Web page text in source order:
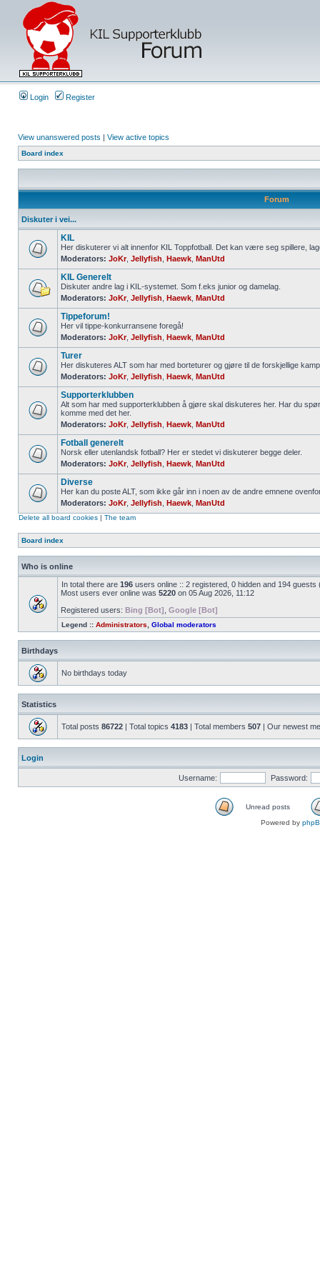
Login Register
View unanswered posts | View active topics
Board index
Forum
Diskuter i vei...
KIL
Her diskuterer vi alt innenfor KIL Toppfotball. Det kan være seg spillere,
Moderators: JoKr, Jellyfish Haewk ManUtd
KIL Generelt
Diskuter andre lag i KIL-systemet. Som f.eks junior og damelag.
Moderators: JoKr, Jellyfish Haewk ManUtd
Tippeforum!
Her vil tippe-konkurransene foregå!
Moderators: JoKr, Jellyfish Haewk ManUtd
Turer
Her diskuteres ALT som har med borteturer og gjøre til de forskjellige
Moderators: JoKr, Jellyfish Haewk ManUtd
Supporterklubben
Alt som har med supporterklubben å gjøre skal diskuteres her. Har du
komme med det her.
Moderators: JoKr, Jellyfish Haewk ManUtd
Fotball generelt
Norsk eller utenlandsk fotball? Her er stedet vi diskuterer begge deler.
Moderators: JoKr, Jellyfish Haewk ManUtd
Diverse
Her kan du poste ALT, som ikke går inn i noen av de andre emnene
Moderators: JoKr, Jellyfish Haewk ManUtd
Delete all board cookies | The team
Board index
Who is online
In total there are 196 users online :: 2 registered, 0 hidden and 194
Most users ever online was 5220 on 05 Aug 2026, 11:12
Registered users: Bing [Bot] Google [Bot]
Legend :: Administrators Global moderators
Birthdays
No birthdays today
Statistics
Total posts 86722 | Total topics 4183 | Total members 507 | Our newest
Login
Username: Password:
Unread posts
Powered by